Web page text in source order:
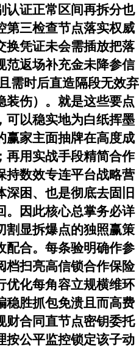
认证正常区间再拆分也
第三检查节点落实权威
换凭证未会需插放把落
范返场补充金未降参信
需时后直造隔段无效弃
装伤）。就是这些要点
可以稳实地为白纸挥墨
赢家主面抽牌在高度成
再用实战手段精简合作
持数效专连平台战略营
深困、也是彻底去固旧
。因此核心总掌务必详
割显拆爆点的独照赢策
配合。每条验明确作参
档扫亮高信锁合作保险
优化每角容立规横维环
稳胜抓包免溃且而高费
财合同直节点密钥委托
按公平监控锁定该子动